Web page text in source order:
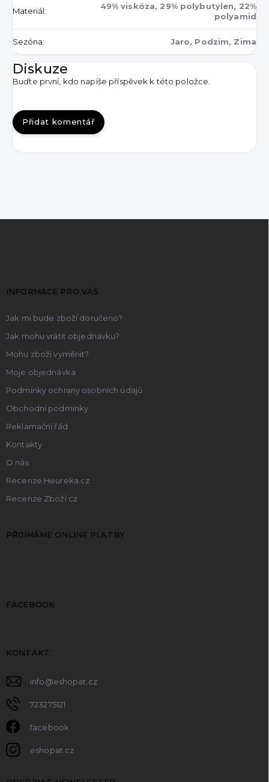
Materiál:
49% viskóza, 29% polybutylen, 22%
polyamid
Sezóna: Jaro, Podzim, Zima
Diskuze
Buďte první, kdo napíše příspěvek k této položce.
Přidat komentář
INFORMACE PRO VÁS
Jak mi bude zboží doručeno?
Jak mohu vrátit objednávku?
Mohu zboží vyměnit?
Moje objednávka
Podmínky ochrany osobních údajů
Obchodní podmínky
Reklamační řád
Kontakty
O nás
Recenze Heureka.cz
Recenze Zboží.cz
PŘIJÍMÁME ONLINE PLATBY
FACEBOOK
KONTAKT
info@eshopat.cz
723275121
facebook
eshopat.cz